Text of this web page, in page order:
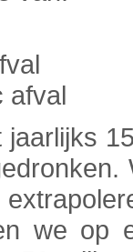
afval
we op